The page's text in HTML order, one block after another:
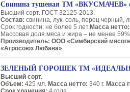
Свинина тушеная ТМ «ВКУСМАЧЕВ»
Высший сорт. ГОСТ 32125-2013.
Состав: свинина, лук, соль, перец черный,
Срок годности: не более 5 лет.Масса нетто:
Массовая доля мяса и жира – не менее
Производитель: ООО «Симбирский
«Агросоюз Любава»
ЗЕЛЕНЫЙ ГОРОШЕК ТМ
Высший сорт.
Объем: 425 мл. Масса нетто: 340 г. Масса